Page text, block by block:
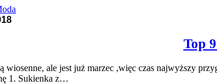
Top
wiosenne, ale jest już marzec ,więc czas najwyższy
1. Sukienka z…